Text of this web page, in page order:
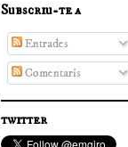
Subscriu-te a
Entrades
Comentaris
twitter